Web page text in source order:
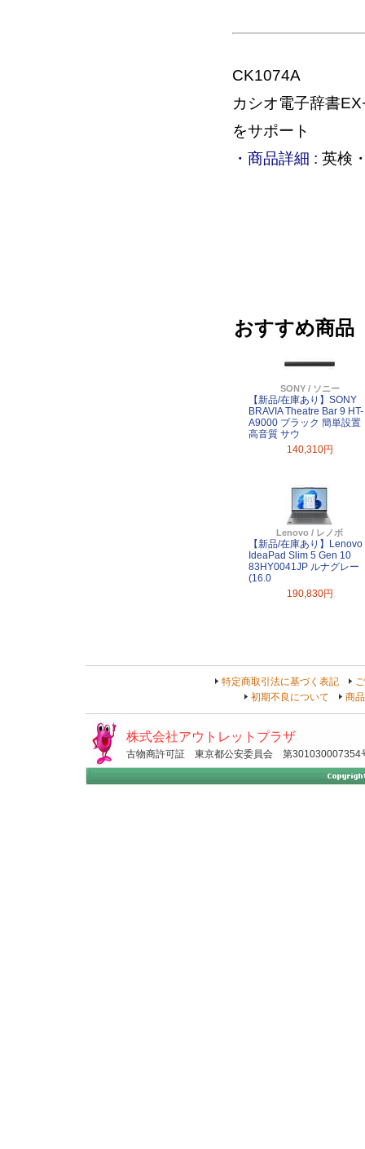
CK1074A
カシオ電子辞書
をサポート
・商品詳細 : 英検
おすすめ商品
SONY / ソニー
【新品/在庫あり】SONY
BRAVIA Theatre Bar 9 HT-
A9000 ブラック 簡単設置
高音質 サウ
140,310円
Lenovo / レノボ
【新品/在庫あり】Lenovo
IdeaPad Slim 5 Gen 10
83HY0041JP ルナグレー
(16.0
190,830円
特定商取引法に基づく表記
初期不良について
商
株式会社アウトレットプラザ
古物商許可証 東京都公安委員会 第301030007354